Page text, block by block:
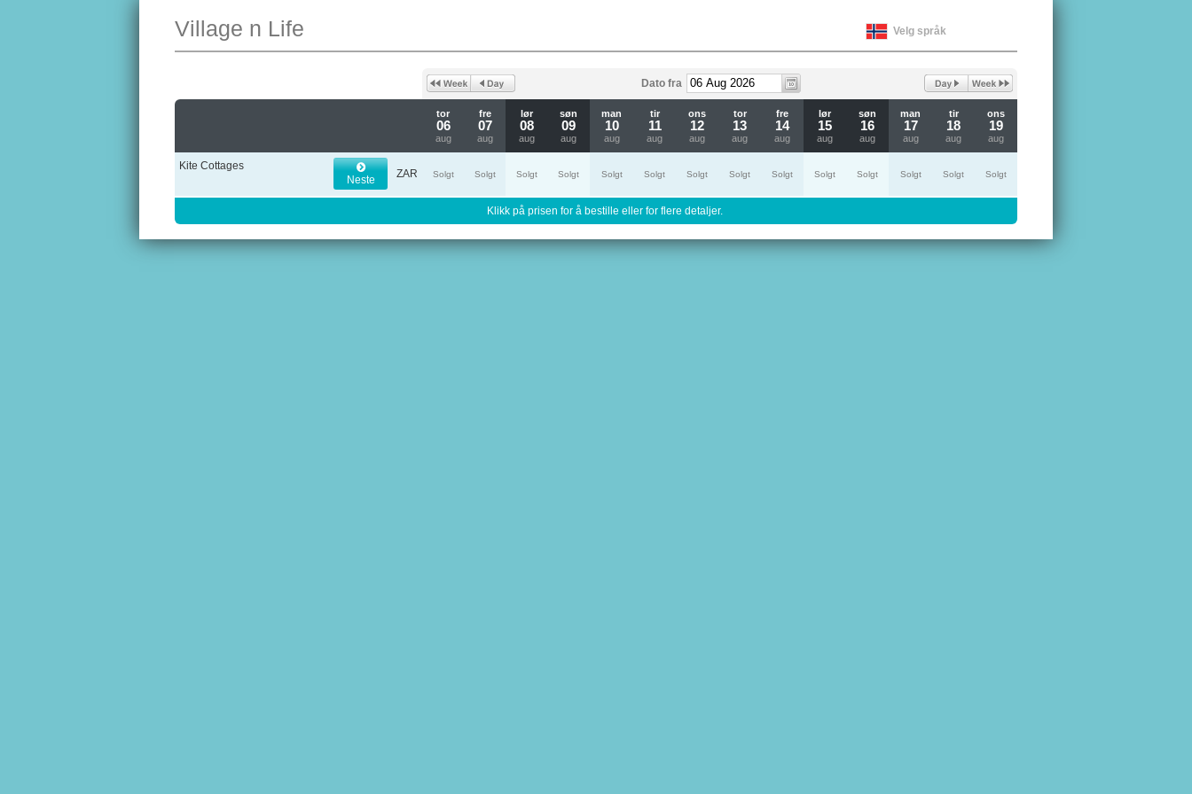
Velg språk
Village n Life
Dato fra
tor
06
aug
fre
07
aug
lør
08
aug
søn
09
aug
man
10
aug
tir
11
aug
ons
12
aug
tor
13
aug
fre
14
aug
lør
15
aug
søn
16
aug
man
17
aug
tir
18
aug
ons
19
aug
Kite Cottages
Neste
ZAR Solgt Solgt Solgt Solgt Solgt Solgt Solgt Solgt Solgt Solgt Solgt Solgt Solgt Solgt
Klikk på prisen for å bestille eller for flere detaljer.